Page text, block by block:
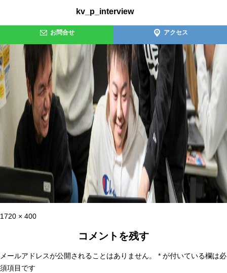
お問合せ アクセス
kv_p_interview
フ
イ
ズ
1720 × 400
コメントを残す
メールアドレスが公開されることはありません。 * が付いている欄は必
須項目です